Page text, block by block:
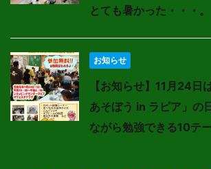
とても暑かった・・・。
お知らせ
【お知らせ】11月24日
あそぼう in ラピア」の
ながら勉強できる10テ